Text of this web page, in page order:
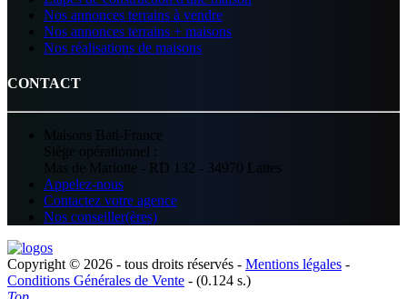
Nos annonces terrains à vendre
Nos annonces terrains + maisons
Nos réalisations de maisons
CONTACT
Maisons Bati-France
Siège opérationnel :
Mas de Mariotte - RD 132 - 34970 Lattes
Appelez-nous
Contactez votre agence
Nos conseiller(ères)
Copyright © 2026 - tous droits réservés - Mentions légales -
Conditions Générales de Vente - (0.124 s.)